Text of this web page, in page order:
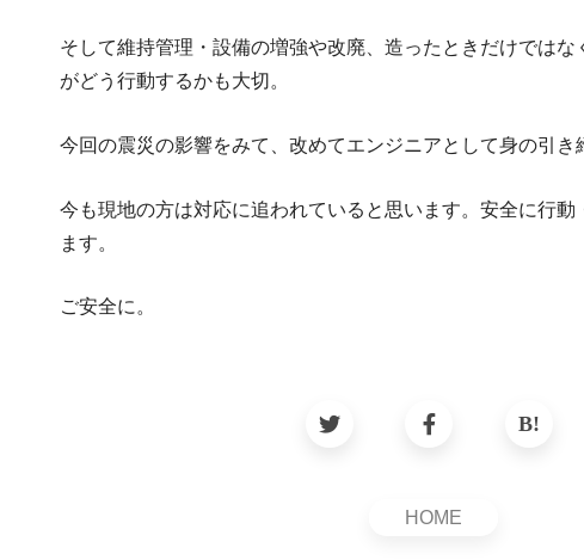
そして維持管理・設備の増強や改廃、造ったときだけではな
がどう行動するかも大切。
今回の震災の影響をみて、改めてエンジニアとして身の引き
今も現地の方は対応に追われていると思います。安全に行動
ます。
ご安全に。
HOME